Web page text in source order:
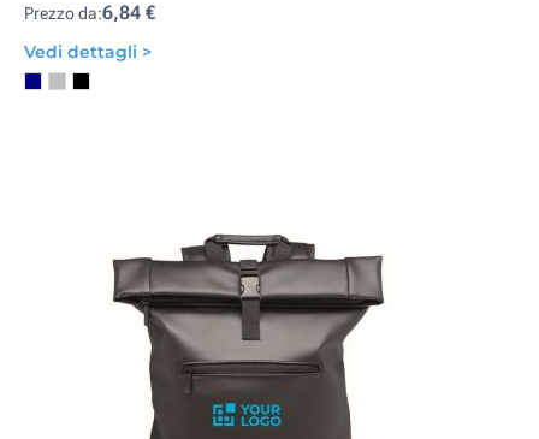
Prezzo da:6,84 €
Vedi dettagli >